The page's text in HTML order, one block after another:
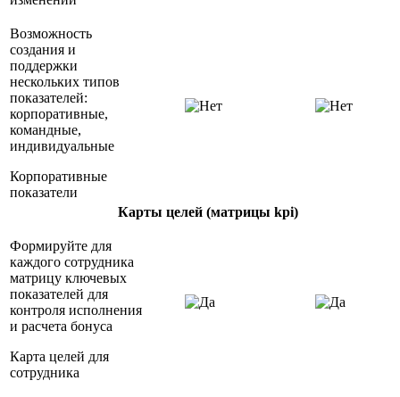
Возможность
создания и
поддержки
нескольких типов
показателей:
корпоративные,
командные,
индивидуальные
Корпоративные
показатели
Карты целей (матрицы kpi)
Формируйте для
каждого сотрудника
матрицу ключевых
показателей для
контроля исполнения
и расчета бонуса
Карта целей для
сотрудника